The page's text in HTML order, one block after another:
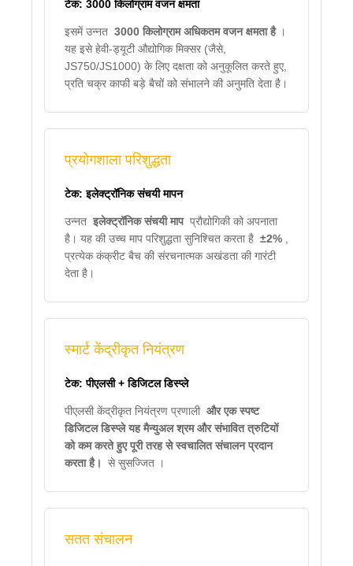
टेक: 3000 किलोग्राम वजन क्षमता
इसमें उन्नत 3000 किलोग्राम अधिकतम वजन क्षमता है ।
यह इसे हेवी-ड्यूटी औद्योगिक मिक्सर (जैसे,
JS750/JS1000) के लिए दक्षता को अनुकूलित करते हुए,
प्रति चक्र काफी बड़े बैचों को संभालने की अनुमति देता है।
प्रयोगशाला परिशुद्धता
टेक: इलेक्ट्रॉनिक संचयी मापन
उन्नत इलेक्ट्रॉनिक संचयी माप प्रौद्योगिकी को अपनाता
है। यह की उच्च माप परिशुद्धता सुनिश्चित करता है ±2%
प्रत्येक कंक्रीट बैच की संरचनात्मक अखंडता की गारंटी
देता है।
स्मार्ट केंद्रीकृत नियंत्रण
टेक: पीएलसी + डिजिटल डिस्प्ले
पीएलसी केंद्रीकृत नियंत्रण प्रणाली और एक स्पष्ट
डिजिटल डिस्प्ले यह मैन्युअल श्रम और संभावित त्रुटियों
को कम करते हुए पूरी तरह से स्वचालित संचालन प्रदान
करता है।
से सुसज्जित ।
सतत संचालन